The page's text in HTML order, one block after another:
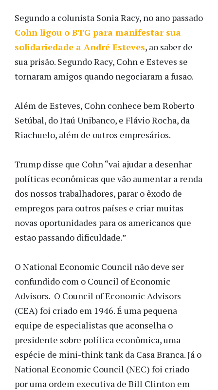
Segundo a colunista Sonia Racy, no ano passado
Cohn ligou o BTG para manifestar sua
solidariedade a André Esteves, ao saber de
sua prisão. Segundo Racy, Cohn e Esteves se
tornaram amigos quando negociaram a fusão.
Além de Esteves, Cohn conhece bem Roberto
Setúbal, do Itaú Unibanco, e Flávio Rocha, da
Riachuelo, além de outros empresários.
Trump disse que Cohn “vai ajudar a desenhar
políticas econômicas que vão aumentar a renda
dos nossos trabalhadores, parar o êxodo de
empregos para outros países e criar muitas
novas oportunidades para os americanos que
estão passando dificuldade.”
O National Economic Council não deve ser
confundido com o Council of Economic
Advisors. O Council of Economic Advisors
(CEA) foi criado em 1946. É uma pequena
equipe de especialistas que aconselha o
presidente sobre política econômica, uma
espécie de mini-think tank da Casa Branca. Já o
National Economic Council (NEC) foi criado
por uma ordem executiva de Bill Clinton em